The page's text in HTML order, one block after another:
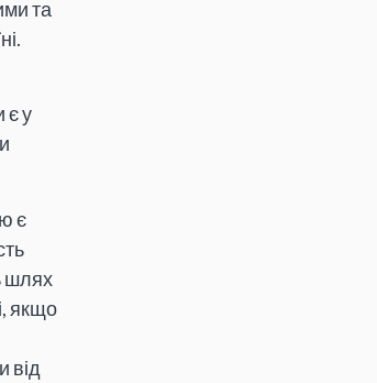
та
є у
є
шлях
якщо
від